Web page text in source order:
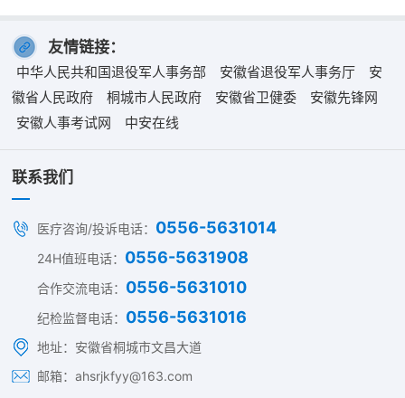
友情链接：
中华人民共和国退役军人事务部 安徽省退役军人事务厅
安
徽省人民政府
桐城市人民政府 安徽省卫健委
安徽先锋网
安徽人事考试网
中安在线
联系我们
医疗咨询/投诉电话： 0556-5631014
24H值班电话： 0556-5631908
合作交流电话： 0556-5631010
纪检监督电话： 0556-5631016
地址：安徽省桐城市文昌大道
邮箱：ahsrjkfyy@163.com